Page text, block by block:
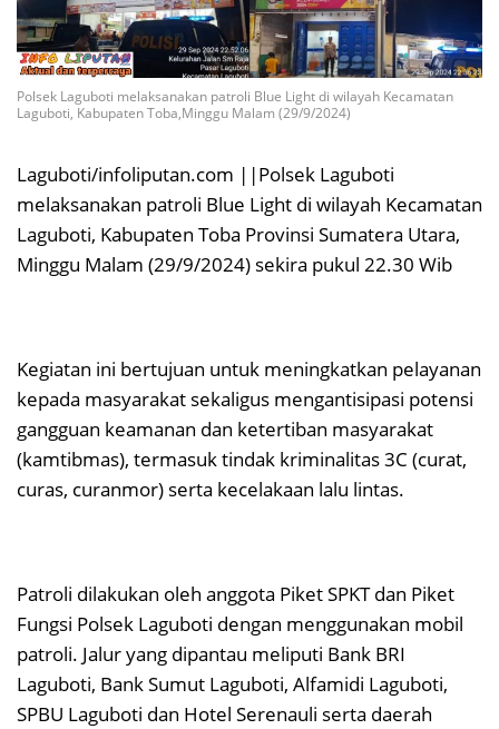
Polsek Laguboti melaksanakan patroli Blue Light di wilayah Kecamatan
Laguboti, Kabupaten Toba,Minggu Malam (29/9/2024)
Laguboti/infoliputan.com ||Polsek Laguboti
melaksanakan patroli Blue Light di wilayah Kecamatan
Laguboti, Kabupaten Toba Provinsi Sumatera Utara,
Minggu Malam (29/9/2024) sekira pukul 22.30 Wib
Kegiatan ini bertujuan untuk meningkatkan pelayanan
kepada masyarakat sekaligus mengantisipasi potensi
gangguan keamanan dan ketertiban masyarakat
(kamtibmas), termasuk tindak kriminalitas 3C (curat,
curas, curanmor) serta kecelakaan lalu lintas.
Patroli dilakukan oleh anggota Piket SPKT dan Piket
Fungsi Polsek Laguboti dengan menggunakan mobil
patroli. Jalur yang dipantau meliputi Bank BRI
Laguboti, Bank Sumut Laguboti, Alfamidi Laguboti,
SPBU Laguboti dan Hotel Serenauli serta daerah